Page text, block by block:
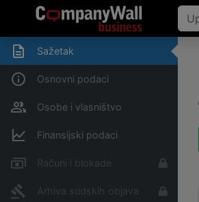
Sažetak
Osnovni podaci
Osobe i vlasništvo
Finansijski podaci
Računi i blokade
Arhiva sudskih objava